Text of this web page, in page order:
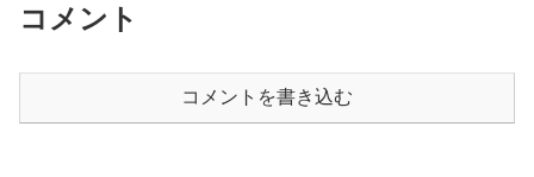
コメント
コメントを書き込む